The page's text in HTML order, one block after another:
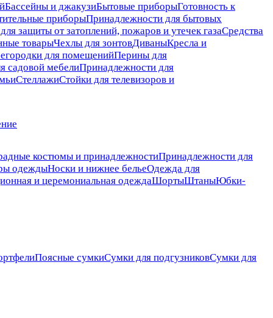
Бассейны и джакузиБытовые приборыГотовность к
приборыПринадлежности для бытовых
защиты от затоплений, пожаров и утечек газаСредства
товарыЧехлы для зонтовДиваныКресла и
для помещенийПерины для
садовой мебелиПринадлежности для
СтеллажиСтойки для телевизоров и
костюмы и принадлежностиПринадлежности для
одеждыНоски и нижнее бельеОдежда для
и церемониальная одеждаШортыШтаныЮбки-
Поясные сумкиСумки для подгузниковСумки для